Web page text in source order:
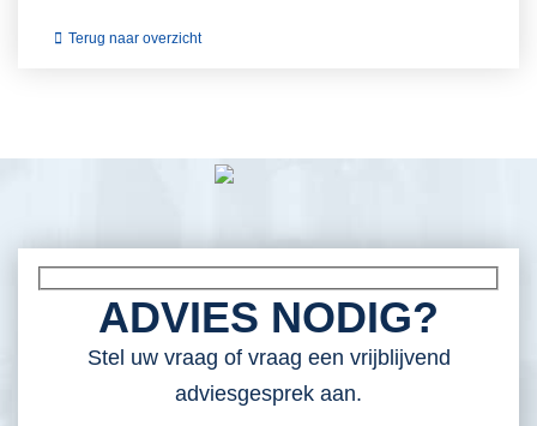
Terug naar overzicht
ADVIES NODIG?
Stel uw vraag of vraag een vrijblijvend
adviesgesprek aan.